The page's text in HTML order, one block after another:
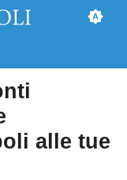
alle tue